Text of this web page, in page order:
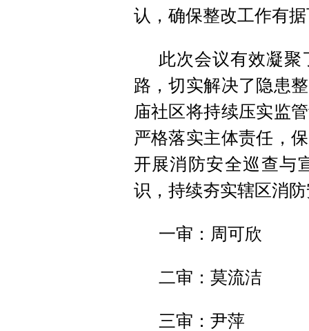
认，确保整改工作有
此次会议有效凝
路，切实解决了隐患
庙社区将持续压实监
严格落实主体责任，
开展消防安全巡查与
识，持续夯实辖区消
一审：周可欣
二审：莫流洁
三审：尹萍